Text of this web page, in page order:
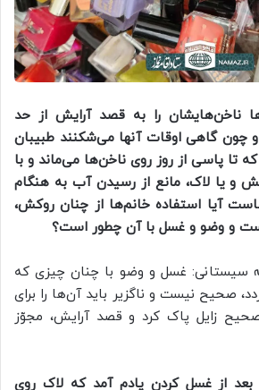
ناخن‌هایشان را به قصد آرایش از حد
و چون گاهی اوقات آنها می‌شکنند طبیبان
تا پاسی از روز روی ناخن‌ها می‌ماند و با
و یا لاک، مانع از رسیدن آب به هنگام
آیا استفاده خانم‌ها از چنان روکش،
است و وضو و غسل با آن چطور است؟
سیستانی: غسل و وضو با چنان چیزی که
صحیح نیست و ناگزیر باید آن‌ها را برای
زایل پاک کرد و قصد آرایش، مجوّز
از غسل کردن یادم آمد که لاک روی